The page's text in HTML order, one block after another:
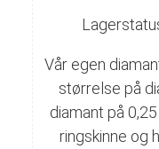
Vår egen
størrelse på
diamant på
ringskinne og